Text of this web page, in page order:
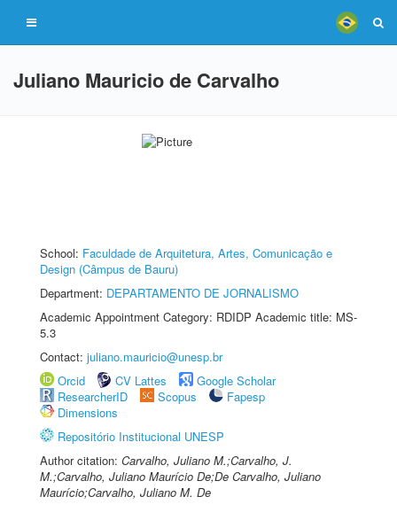
Juliano Mauricio de Carvalho
School: Faculdade de Arquitetura, Artes, Comunicação e
Design (Câmpus de Bauru)
Department: DEPARTAMENTO DE JORNALISMO
Academic Appointment Category: RDIDP Academic title: MS-
5.3
Contact: juliano.mauricio@unesp.br
Orcid
CV Lattes
Google Scholar
ResearcherID
Scopus
Fapesp
Dimensions
Repositório Institucional UNESP
Author citation: Carvalho, Juliano M.;Carvalho, J.
M.;Carvalho, Juliano Maurício De;De Carvalho, Juliano
Maurício;Carvalho, Juliano M. De